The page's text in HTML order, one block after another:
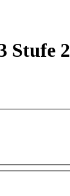
Stufe 2